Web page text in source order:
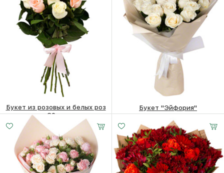
Букет из розовых и белых роз
60см
6360
Букет "Эйфория"
7940